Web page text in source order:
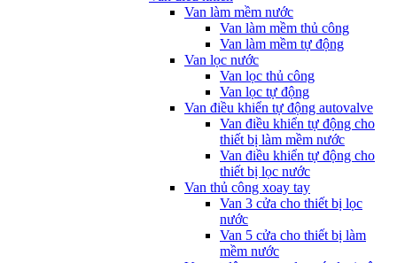
Van làm mềm nước
Van làm mềm thủ công
Van làm mềm tự động
Van lọc nước
Van lọc thủ công
Van lọc tự động
Van điều khiển tự động autovalve
Van điều khiển tự động cho
thiết bị làm mềm nước
Van điều khiển tự động cho
thiết bị lọc nước
Van thủ công xoay tay
Van 3 cửa cho thiết bị lọc
nước
Van 5 cửa cho thiết bị làm
mềm nước